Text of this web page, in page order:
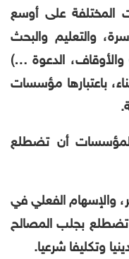
المختلفة على أوسع
والتعليم والبحث
والأوقاف، الدعوة …)
باعتبارها مؤسسات
أن تضطلع
والإسهام الفعلي في
بجلب المصالح
وتكليفا شرعيا.